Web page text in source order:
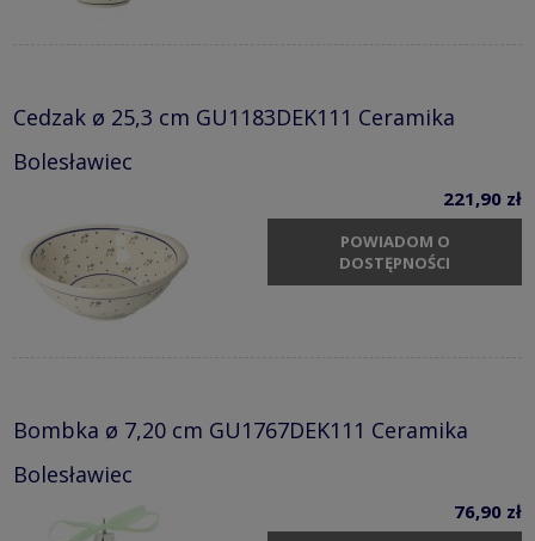
Cedzak ø 25,3 cm GU1183DEK111 Ceramika
Bolesławiec
221,90 zł
POWIADOM O
DOSTĘPNOŚCI
Bombka ø 7,20 cm GU1767DEK111 Ceramika
Bolesławiec
76,90 zł